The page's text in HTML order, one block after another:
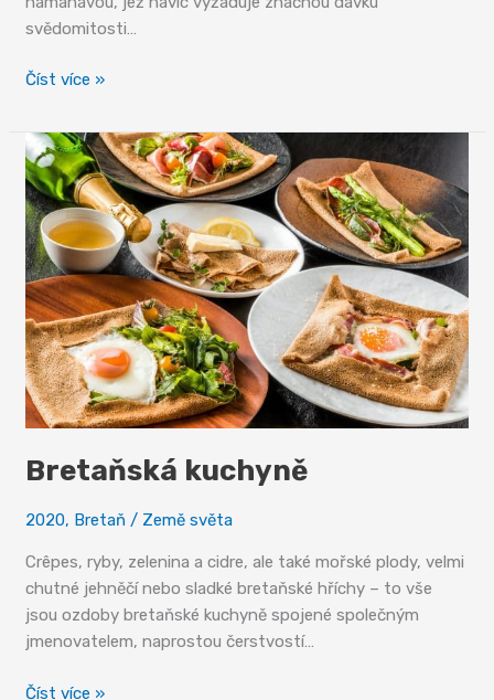
svědomitosti…
Ústřice
mazlíčci
mlsných
jazýčků
Číst více »
Bretaňská kuchyně
2020, Bretaň / Země světa
Crêpes, ryby, zelenina a cidre, ale také mořské plody, velmi
chutné jehněčí nebo sladké bretaňské hříchy – to vše
jsou ozdoby bretaňské kuchyně spojené společným
jmenovatelem, naprostou čerstvostí…
Bretaňská
Číst více »